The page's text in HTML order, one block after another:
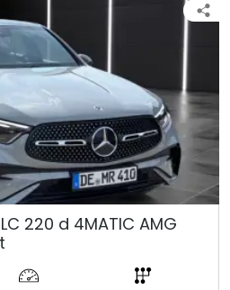
220 d 4MATIC AMG